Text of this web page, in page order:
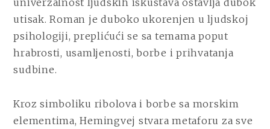
univerzalnost ljudskih iskustava ostavlja dubok
utisak. Roman je duboko ukorenjen u ljudskoj
psihologiji, preplićući se sa temama poput
hrabrosti, usamljenosti, borbe i prihvatanja
sudbine.
Kroz simboliku ribolova i borbe sa morskim
elementima, Hemingvej stvara metaforu za sve